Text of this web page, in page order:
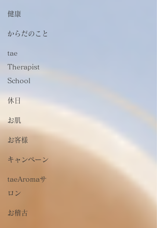
健康
からだのこと
tae
Therapist
School
休日
お肌
お客様
キャンペーン
taeAromaサ
ロン
お稽古